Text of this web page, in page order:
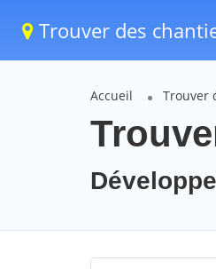
Trouver des
Accueil Trouver